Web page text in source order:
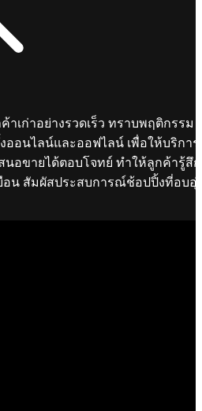
าเก่าอย่างรวดเร็ว ทราบพฤติกรรม
ออนไลน์และออฟไลน์ เพื่อให้บริการ
นอขายได้ตอบโจทย์ ทำให้ลูกค้ารู้สึก
อน สัมผัสประสบการณ์ช้อปปิ้งที่อบอุ่